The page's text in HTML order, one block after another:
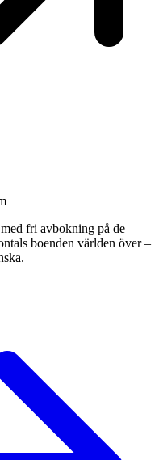
fri avbokning på de
boenden världen över –